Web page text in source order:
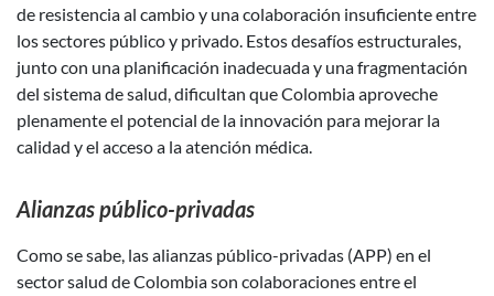
de resistencia al cambio y una colaboración insuficiente entre
los sectores público y privado. Estos desafíos estructurales,
junto con una planificación inadecuada y una fragmentación
del sistema de salud, dificultan que Colombia aproveche
plenamente el potencial de la innovación para mejorar la
calidad y el acceso a la atención médica.
Alianzas público-privadas
Como se sabe, las alianzas público-privadas (APP) en el
sector salud de Colombia son colaboraciones entre el